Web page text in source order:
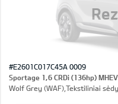
#E2601C017C45A 0009
Sportage 1,6 CRDi (136hp)
Wolf Grey (WAF),Tekstiliniai